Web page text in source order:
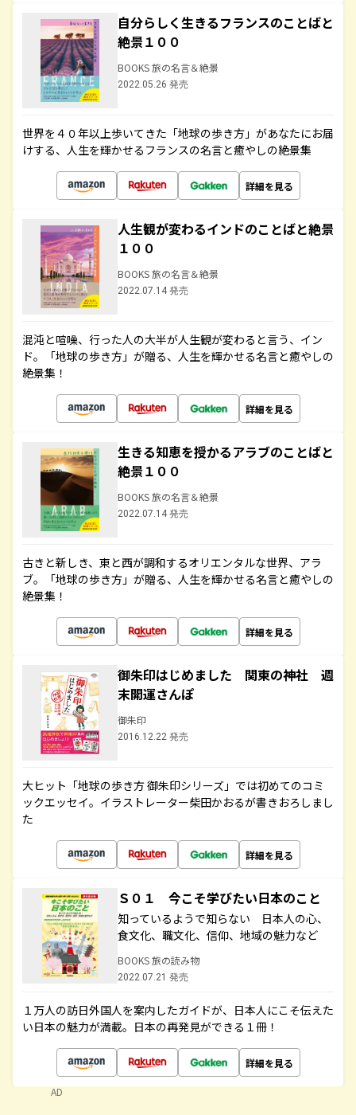
自分らしく生きるフランスのことばと
絶景１００
BOOKS 旅の名言＆絶景
2022.05.26 発売
世界を４０年以上歩いてきた「地球の歩き方」があなたにお届
けする、人生を輝かせるフランスの名言と癒やしの絶景集
詳細を見る
人生観が変わるインドのことばと絶景
１００
BOOKS 旅の名言＆絶景
2022.07.14 発売
混沌と喧噪、行った人の大半が人生観が変わると言う、イン
ド。「地球の歩き方」が贈る、人生を輝かせる名言と癒やしの
絶景集！
詳細を見る
生きる知恵を授かるアラブのことばと
絶景１００
BOOKS 旅の名言＆絶景
2022.07.14 発売
古きと新しき、東と西が調和するオリエンタルな世界、アラ
ブ。「地球の歩き方」が贈る、人生を輝かせる名言と癒やしの
絶景集！
詳細を見る
御朱印はじめました 関東の神社 週
末開運さんぽ
御朱印
2016.12.22 発売
大ヒット「地球の歩き方 御朱印シリーズ」では初めてのコミ
ックエッセイ。イラストレーター柴田かおるが書きおろしまし
た
詳細を見る
Ｓ０１ 今こそ学びたい日本のこと
知っているようで知らない 日本人の心、
食文化、職文化、信仰、地域の魅力など
BOOKS 旅の読み物
2022.07.21 発売
１万人の訪日外国人を案内したガイドが、日本人にこそ伝えた
い日本の魅力が満載。日本の再発見ができる１冊！
詳細を見る
AD